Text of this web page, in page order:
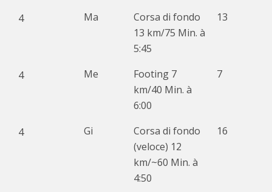
4 Ma
Corsa di fondo
13 km/75 Min. à
5:45
13
4 Me
Footing 7
km/40 Min. à
6:00
7
4 Gi
Corsa di fondo
(veloce) 12
km/~60 Min. à
4:50
16